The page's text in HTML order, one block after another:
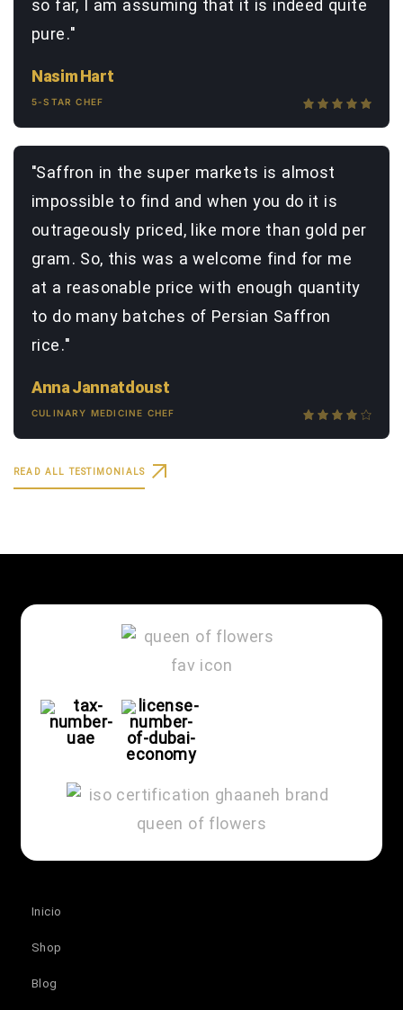
so far, I am assuming that it is indeed quite
pure."
Nasim Hart
5-STAR CHEF
"Saffron in the super markets is almost
impossible to find and when you do it is
outrageously priced, like more than gold per
gram. So, this was a welcome find for me
at a reasonable price with enough quantity
to do many batches of Persian Saffron
rice."
Anna Jannatdoust
CULINARY MEDICINE CHEF
READ ALL TESTIMONIALS
Inicio
Shop
Blog